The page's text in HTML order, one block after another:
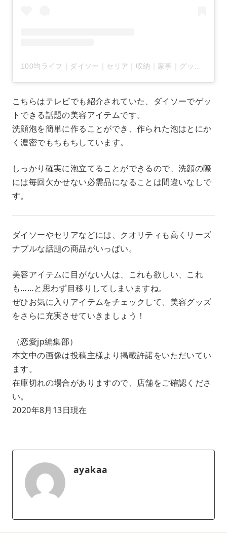
こちらはテレビでも紹介されていた、ダイソーでゲッ
トできる話題の美容アイテムです。
洗顔泡を簡単に作ることができ、作られた泡はとにか
く濃密でもちもちしています。
しっかり確実に泡立てることができるので、洗顔の際
には毎回欠かせない必需品になることは間違いなしで
す。
ダイソーやセリアなどには、クオリティも高くリーズ
ナブルな話題の商品がいっぱい。
美容アイテムに目がない人は、これも欲しい、これ
も……と思わず目移りしてしまいますね。
ぜひお気に入りアイテムをチェックして、美容グッズ
をさらに充実させていきましょう！
（恋愛jp編集部）
本文中の画像は投稿主様より掲載許諾をいただいてい
ます。
在庫切れの場合がありますので、店舗をご確認くださ
い。
2020年8月13日現在
ayakaa